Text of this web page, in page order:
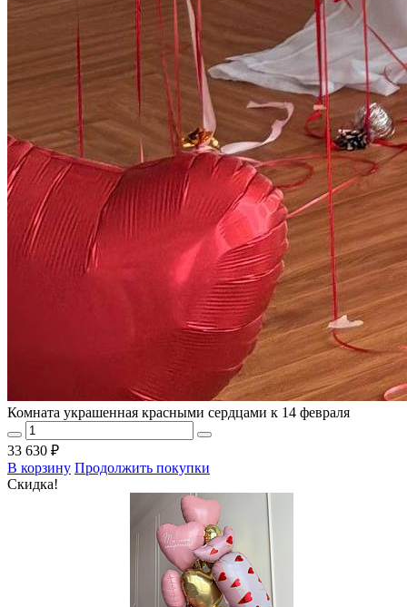
Комната украшенная красными сердцами к 14 февраля
33 630 ₽
В корзину Продолжить покупки
Скидка!